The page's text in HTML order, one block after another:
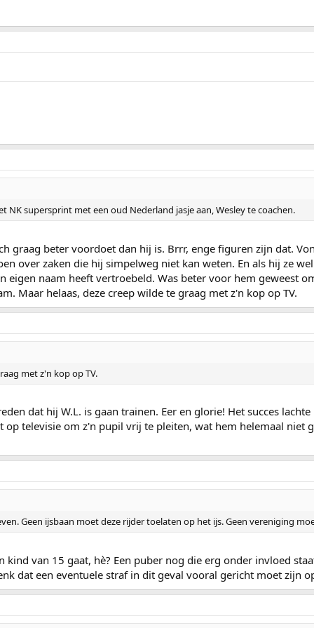
NK supersprint met een oud Nederland jasje aan, Wesley te coachen.
graag beter voordoet dan hij is. Brrr, enge figuren zijn dat.
over zaken die hij simpelweg niet kan weten. En als hij ze
eigen naam heeft vertroebeld. Was beter voor hem geweest
Maar helaas, deze creep wilde te graag met z'n kop op TV.
met z'n kop op TV.
dat hij W.L. is gaan trainen. Eer en glorie! Het succes
op televisie om z'n pupil vrij te pleiten, wat hem helemaal niet
Geen ijsbaan moet deze rijder toelaten op het ijs. Geen vereniging
kind van 15 gaat, hè? Een puber nog die erg onder invloed
dat een eventuele straf in dit geval vooral gericht moet zijn